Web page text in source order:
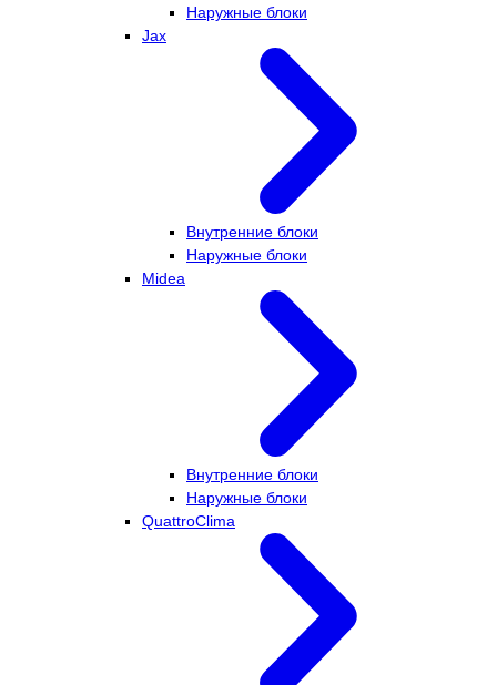
Наружные блоки
Jax
Внутренние блоки
Наружные блоки
Midea
Внутренние блоки
Наружные блоки
QuattroClima